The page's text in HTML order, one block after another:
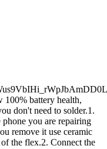
100% battery health,
don't need to solder.1.
you are repairing
remove it use ceramic
the flex.2. Connect the